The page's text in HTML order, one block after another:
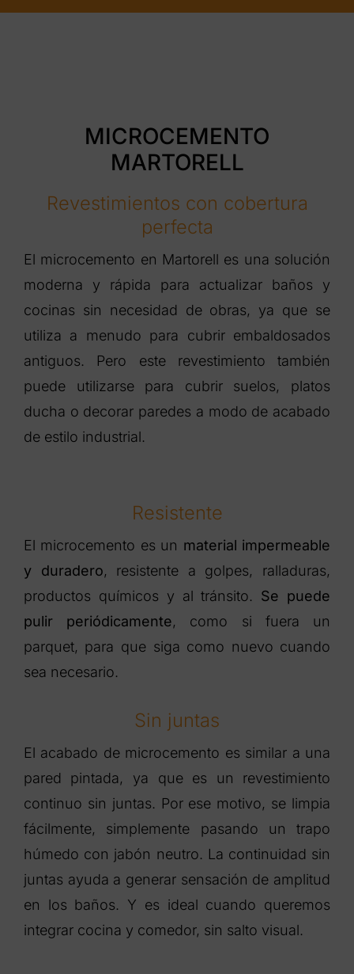
MICROCEMENTO
MARTORELL
Revestimientos con cobertura
perfecta
El microcemento en Martorell es una solución
moderna y rápida para actualizar baños y
cocinas sin necesidad de obras, ya que se
utiliza a menudo para cubrir embaldosados
antiguos. Pero este revestimiento también
puede utilizarse para cubrir suelos, platos
ducha o decorar paredes a modo de acabado
de estilo industrial.
Resistente
El microcemento es un material impermeable
y duradero, resistente a golpes, ralladuras,
productos químicos y al tránsito. Se puede
pulir periódicamente, como si fuera un
parquet, para que siga como nuevo cuando
sea necesario.
Sin juntas
El acabado de microcemento es similar a una
pared pintada, ya que es un revestimiento
continuo sin juntas. Por ese motivo, se limpia
fácilmente, simplemente pasando un trapo
húmedo con jabón neutro. La continuidad sin
juntas ayuda a generar sensación de amplitud
en los baños. Y es ideal cuando queremos
integrar cocina y comedor, sin salto visual.